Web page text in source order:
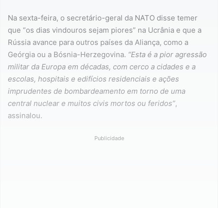
Na sexta-feira, o secretário-geral da NATO disse temer
que “os dias vindouros sejam piores” na Ucrânia e que a
Rússia avance para outros países da Aliança, como a
Geórgia ou a Bósnia-Herzegovina. “Esta é a pior agressão
militar da Europa em décadas, com cerco a cidades e a
escolas, hospitais e edifícios residenciais e ações
imprudentes de bombardeamento em torno de uma
central nuclear e muitos civis mortos ou feridos”,
assinalou.
Publicidade